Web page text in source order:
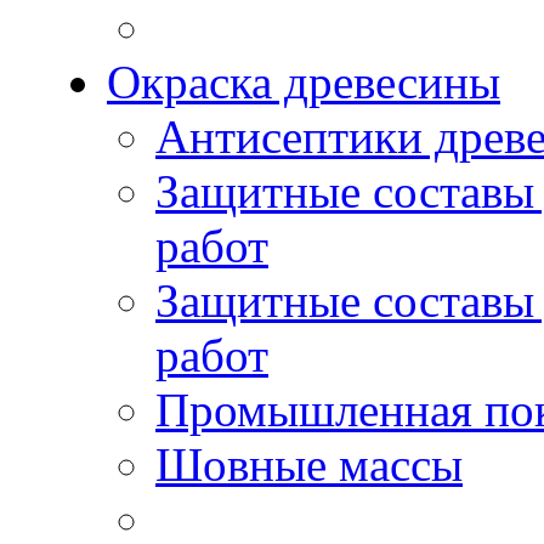
Окраска древесины
Антисептики
Защитные
работ
Защитные
работ
Промышленная
Шовные массы